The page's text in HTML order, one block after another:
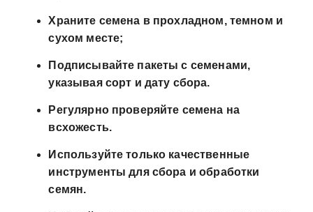
Храните семена в прохладном, темном и
сухом месте;
Подписывайте пакеты с семенами,
указывая сорт и дату сбора.
Регулярно проверяйте семена на
всхожесть.
Используйте только качественные
инструменты для сбора и обработки
семян.